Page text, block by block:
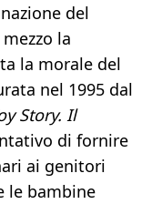
del
la
la morale del
nel 1995 dal
Story. Il
di fornire
ai genitori
le bambine